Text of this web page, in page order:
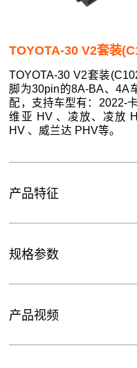
TOYOTA-30 V2套装
TOYOTA-30 V2套装
脚为30pin的8A-BA、4A
配，支持车型有：2022-
维亚 HV 、凌放、凌放
HV 、威兰达 PHV等。
产品特征
规格参数
产品视频